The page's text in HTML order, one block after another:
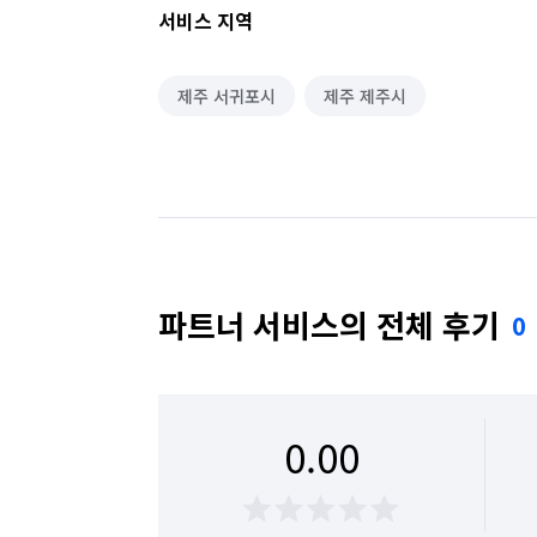
서비스 지역
제주 서귀포시 제주 제주시
파트너 서비스의 전체 후기 0
0.00